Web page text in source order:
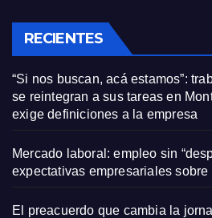
RECIENTES
“Si nos buscan, acá estamos”:
se reintegran a sus tareas en
exige definiciones a la empresa
Mercado laboral: empleo sin
expectativas empresariales sobre
El preacuerdo que cambia la